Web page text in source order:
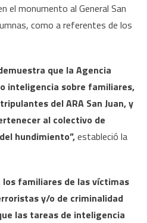
el monumento al General San
como a referentes de los
que la Agencia
inteligencia sobre familiares,
del ARA San Juan, y
al colectivo de
hundimiento”,estableció la
los familiares de las víctimas
y/o de criminalidad
las tareas de inteligencia